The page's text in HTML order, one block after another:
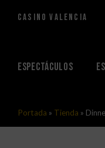
contenido
Casino Valencia
Espectáculos
Portada » Tienda »